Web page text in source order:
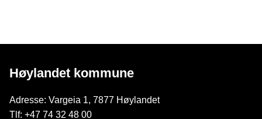
Høylandet kommune
Adresse: Vargeia 1, 7877 Høylandet
Tlf: +47 74 32 48 00